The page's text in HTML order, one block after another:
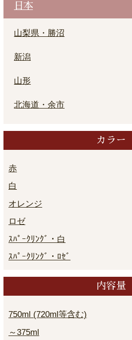
日本
山梨県・勝沼
新潟
山形
北海道・余市
カラー
赤
白
オレンジ
ロゼ
ｽﾊﾟｰｸﾘﾝｸﾞ・白
ｽﾊﾟｰｸﾘﾝｸﾞ・ﾛｾﾞ
内容量
750ml (720ml等含む)
～375ml